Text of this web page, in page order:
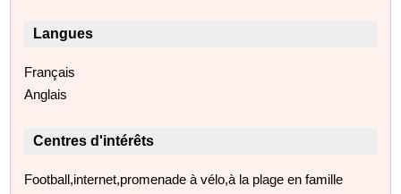
Langues
Français
Anglais
Centres d'intérêts
Football,internet,promenade à vélo,à la plage en famille